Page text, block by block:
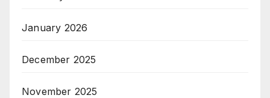
January 2026
December 2025
November 2025